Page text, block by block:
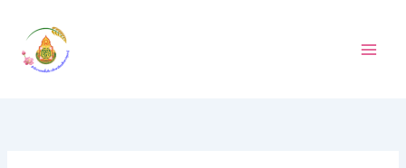
content
ห
า